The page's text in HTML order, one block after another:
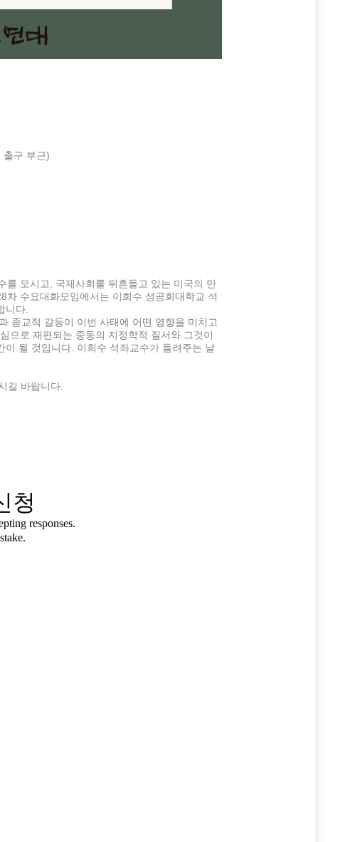
출구 부근)
를 모시고, 국제사회를 뒤흔들고 있는 미국의 만
차 수요대화모임에서는 이희수 성공회대학교 석
니다.
종교적 갈등이 이번 사태에 어떤 영향을 미치고
으로 재편되는 중동의 지정학적 질서와 그것이
될 것입니다. 이희수 석좌교수가 들려주는 날
길 바랍니다.